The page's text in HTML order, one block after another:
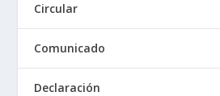
Circular
Comunicado
Declaración